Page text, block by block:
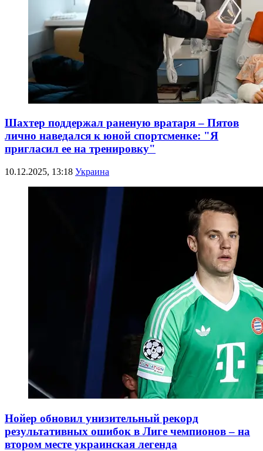
Шахтер поддержал раненую вратаря – Пятов
лично наведался к юной спортсменке: "Я
пригласил ее на тренировку"
10.12.2025, 13:18 Украина
Нойер обновил унизительный рекорд
результативных ошибок в Лиге чемпионов – на
втором месте украинская легенда